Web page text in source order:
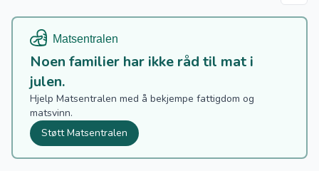
Noen familier har ikke råd til mat i
julen.
Hjelp Matsentralen med å bekjempe fattigdom og
matsvinn.
Støtt Matsentralen